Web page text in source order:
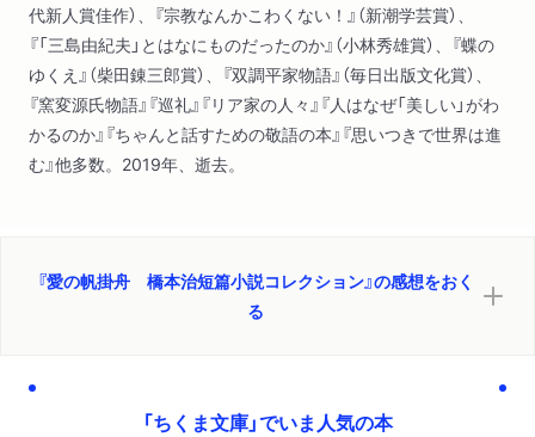
代新人賞佳作）、『宗教なんかこわくない！』（新潮学芸賞）、
『「三島由紀夫」とはなにものだったのか』（小林秀雄賞）、『蝶の
ゆくえ』（柴田錬三郎賞）、『双調平家物語』（毎日出版文化賞）、
『窯変源氏物語』『巡礼』『リア家の人々』『人はなぜ「美しい」がわ
かるのか』『ちゃんと話すための敬語の本』『思いつきで世界は進
む』他多数。2019年、逝去。
『愛の帆掛舟 橋本治短篇小説コレクション』の感想をおく
る
「ちくま文庫」でいま人気の本